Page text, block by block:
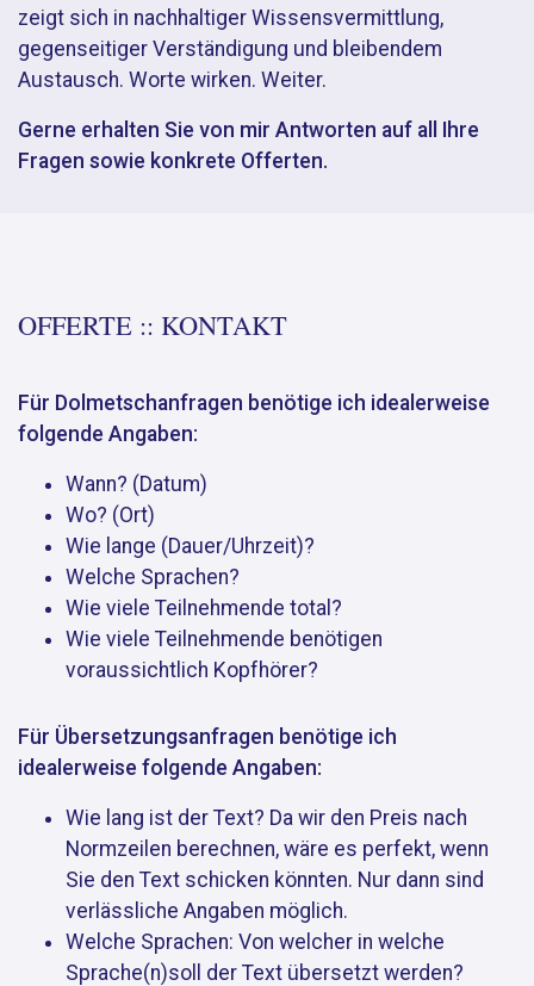
zeigt sich in nachhaltiger Wissensvermittlung,
gegenseitiger Verständigung und bleibendem
Austausch. Worte wirken. Weiter.
Gerne erhalten Sie von mir Antworten auf all Ihre
Fragen sowie konkrete Offerten.
OFFERTE :: KONTAKT
Für Dolmetschanfragen benötige ich idealerweise
folgende Angaben:
Wann? (Datum)
Wo? (Ort)
Wie lange (Dauer/Uhrzeit)?
Welche Sprachen?
Wie viele Teilnehmende total?
Wie viele Teilnehmende benötigen
voraussichtlich Kopfhörer?
Für Übersetzungsanfragen benötige ich
idealerweise folgende Angaben:
Wie lang ist der Text? Da wir den Preis nach
Normzeilen berechnen, wäre es perfekt, wenn
Sie den Text schicken könnten. Nur dann sind
verlässliche Angaben möglich.
Welche Sprachen: Von welcher in welche
Sprache(n)soll der Text übersetzt werden?